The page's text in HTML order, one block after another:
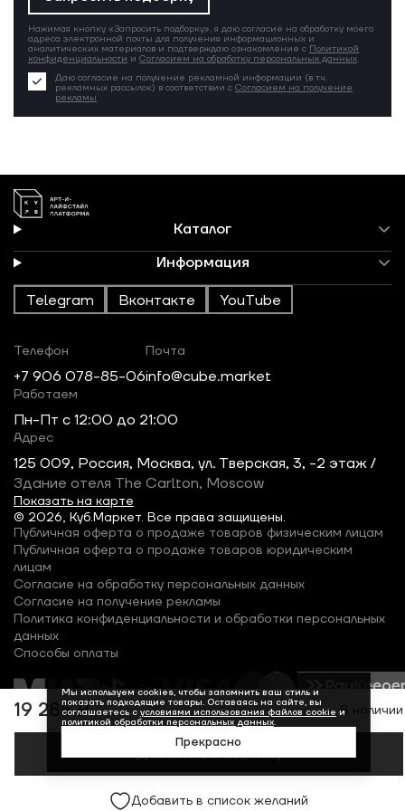
19 285 ₽ В наличии
Добавить в корзину
Добавить в список желаний
Нажимая кнопку «Запросить подборку», я даю согласие на обработку моего
адреса электронной почты для получения информационных и
аналитических материалов и подтверждаю ознакомление с Политикой
конфиденциальности и Согласием на обработку персональных данных.
Даю согласие на получение рекламной информации (в т.ч.
рекламных рассылок) в соответствии с Согласием на получение
рекламы
Каталог
Информация
Telegram Вконтакте YouTube
© 2026, Куб.Маркет. Все права защищены.
Телефон
+7 906 078-85-06
Почта
info@cube.market
Работаем
Пн-Пт c 12:00 до 21:00
Адрес
125 009, Россия, Москва, ул. Тверская, 3, -2 этаж /
Здание отеля The Carlton, Moscow
Показать на карте
Публичная оферта о продаже товаров физическим лицам
Публичная оферта о продаже товаров юридическим
лицам
Согласие на обработку персональных данных
Согласие на получение рекламы
Политика конфиденциальности и обработки персональных
данных
Способы оплаты
Мы используем cookies, чтобы запомнить ваш стиль и
показать подходящие товары. Оставаясь на сайте, вы
соглашаетесь с условиями использования файлов cookie и
политикой обработки персональных данных.
Прекрасно